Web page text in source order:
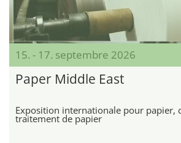
15. - 17. septembre 2026
Paper Middle East
Exposition internationale pour papier,
traitement de papier